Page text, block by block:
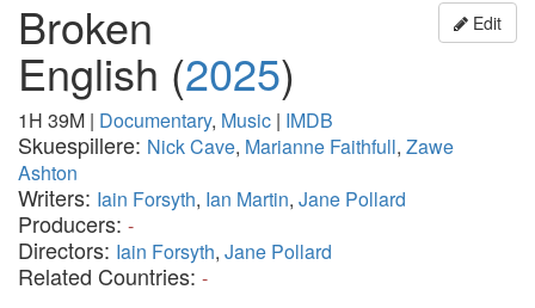
Edit
Broken
English (2025)
1H 39M | Documentary, Music | IMDB
Skuespillere: Nick Cave, Marianne Faithfull, Zawe
Ashton
Writers: Iain Forsyth, Ian Martin, Jane Pollard
Producers: -
Directors: Iain Forsyth, Jane Pollard
Related Countries: -